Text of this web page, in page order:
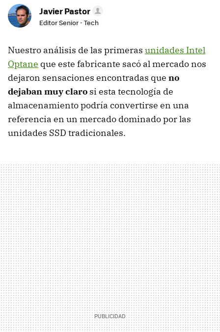
Javier Pastor
Editor Senior - Tech
Nuestro análisis de las primeras unidades Intel
Optane que este fabricante sacó al mercado nos
dejaron sensaciones encontradas que no
dejaban muy claro si esta tecnología de
almacenamiento podría convertirse en una
referencia en un mercado dominado por las
unidades SSD tradicionales.